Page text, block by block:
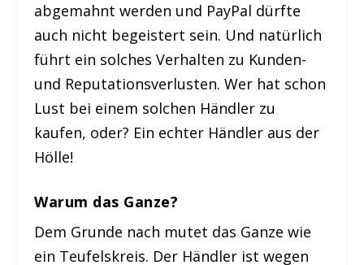
abgemahnt werden und PayPal dürfte
auch nicht begeistert sein. Und natürlich
führt ein solches Verhalten zu Kunden-
und Reputationsverlusten. Wer hat schon
Lust bei einem solchen Händler zu
kaufen, oder? Ein echter Händler aus der
Hölle!
Warum das Ganze?
Dem Grunde nach mutet das Ganze wie
ein Teufelskreis. Der Händler ist wegen